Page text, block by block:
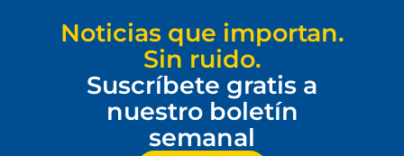
Noticias que importan.
Sin ruido.
Suscríbete gratis a
nuestro boletín
semanal